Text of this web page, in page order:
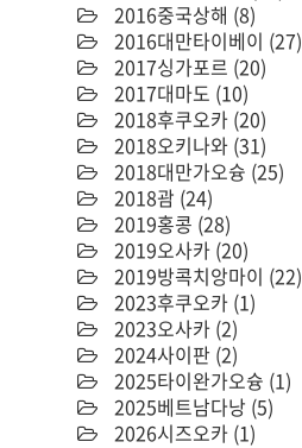
2016중국상해 (8)
2016대만타이베이 (27)
2017싱가포르 (20)
2017대마도 (10)
2018후쿠오카 (20)
2018오키나와 (31)
2018대만가오슝 (25)
2018괌 (24)
2019홍콩 (28)
2019오사카 (20)
2019방콕치앙마이 (22)
2023후쿠오카 (1)
2023오사카 (2)
2024사이판 (2)
2025타이완가오슝 (1)
2025베트남다낭 (5)
2026시즈오카 (1)